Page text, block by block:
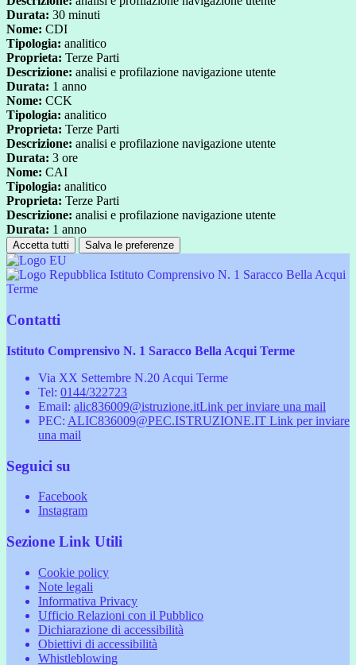
Durata: 30 minuti
Nome: CDI
Tipologia: analitico
Proprieta: Terze Parti
Descrizione: analisi e profilazione navigazione utente
Durata: 1 anno
Nome: CCK
Tipologia: analitico
Proprieta: Terze Parti
Descrizione: analisi e profilazione navigazione utente
Durata: 3 ore
Nome: CAI
Tipologia: analitico
Proprieta: Terze Parti
Descrizione: analisi e profilazione navigazione utente
Durata: 1 anno
Accetta tutti Salva le preferenze
Istituto Comprensivo N. 1 Saracco Bella Acqui
Terme
Contatti
Istituto Comprensivo N. 1 Saracco Bella Acqui Terme
Via XX Settembre N.20 Acqui Terme
Tel: 0144/322723
Email: alic836009@istruzione.itLink per inviare una mail
PEC: ALIC836009@PEC.ISTRUZIONE.IT Link per inviare
una mail
Seguici su
Facebook
Instagram
Sezione Link Utili
Cookie policy
Note legali
Informativa Privacy
Ufficio Relazioni con il Pubblico
Dichiarazione di accessibilità
Obiettivi di accessibilità
Whistleblowing